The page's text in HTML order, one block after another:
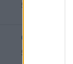
578 km 6h 13
de Arenillas
570 km 6h 19